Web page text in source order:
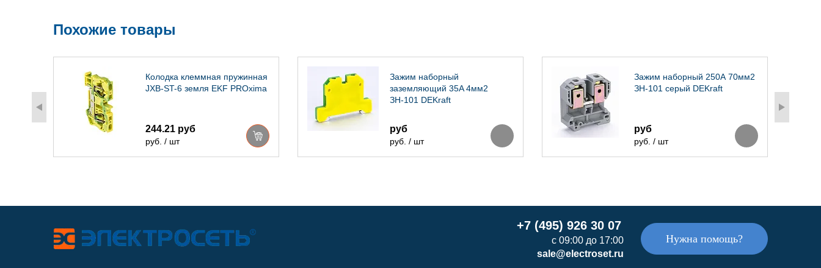
Похожие товары
Колодка клеммная пружинная
JXB-ST-6 земля EKF PROxima
244.21 руб
руб. / шт
Зажим наборный
заземляющий 35A 4мм2
ЗН-101 DEKraft
руб
руб. / шт
Зажим наборный 250А 70мм2
ЗН-101 серый DEKraft
руб
руб. / шт
+7 (495) 926 30 07
с 09:00 до 17:00
sale@electroset.ru
Нужна помощь?